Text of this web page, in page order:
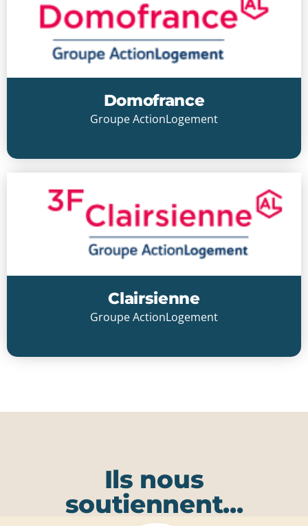
Domofrance
Groupe ActionLogement
Clairsienne
Groupe ActionLogement
Ils nous
soutiennent...